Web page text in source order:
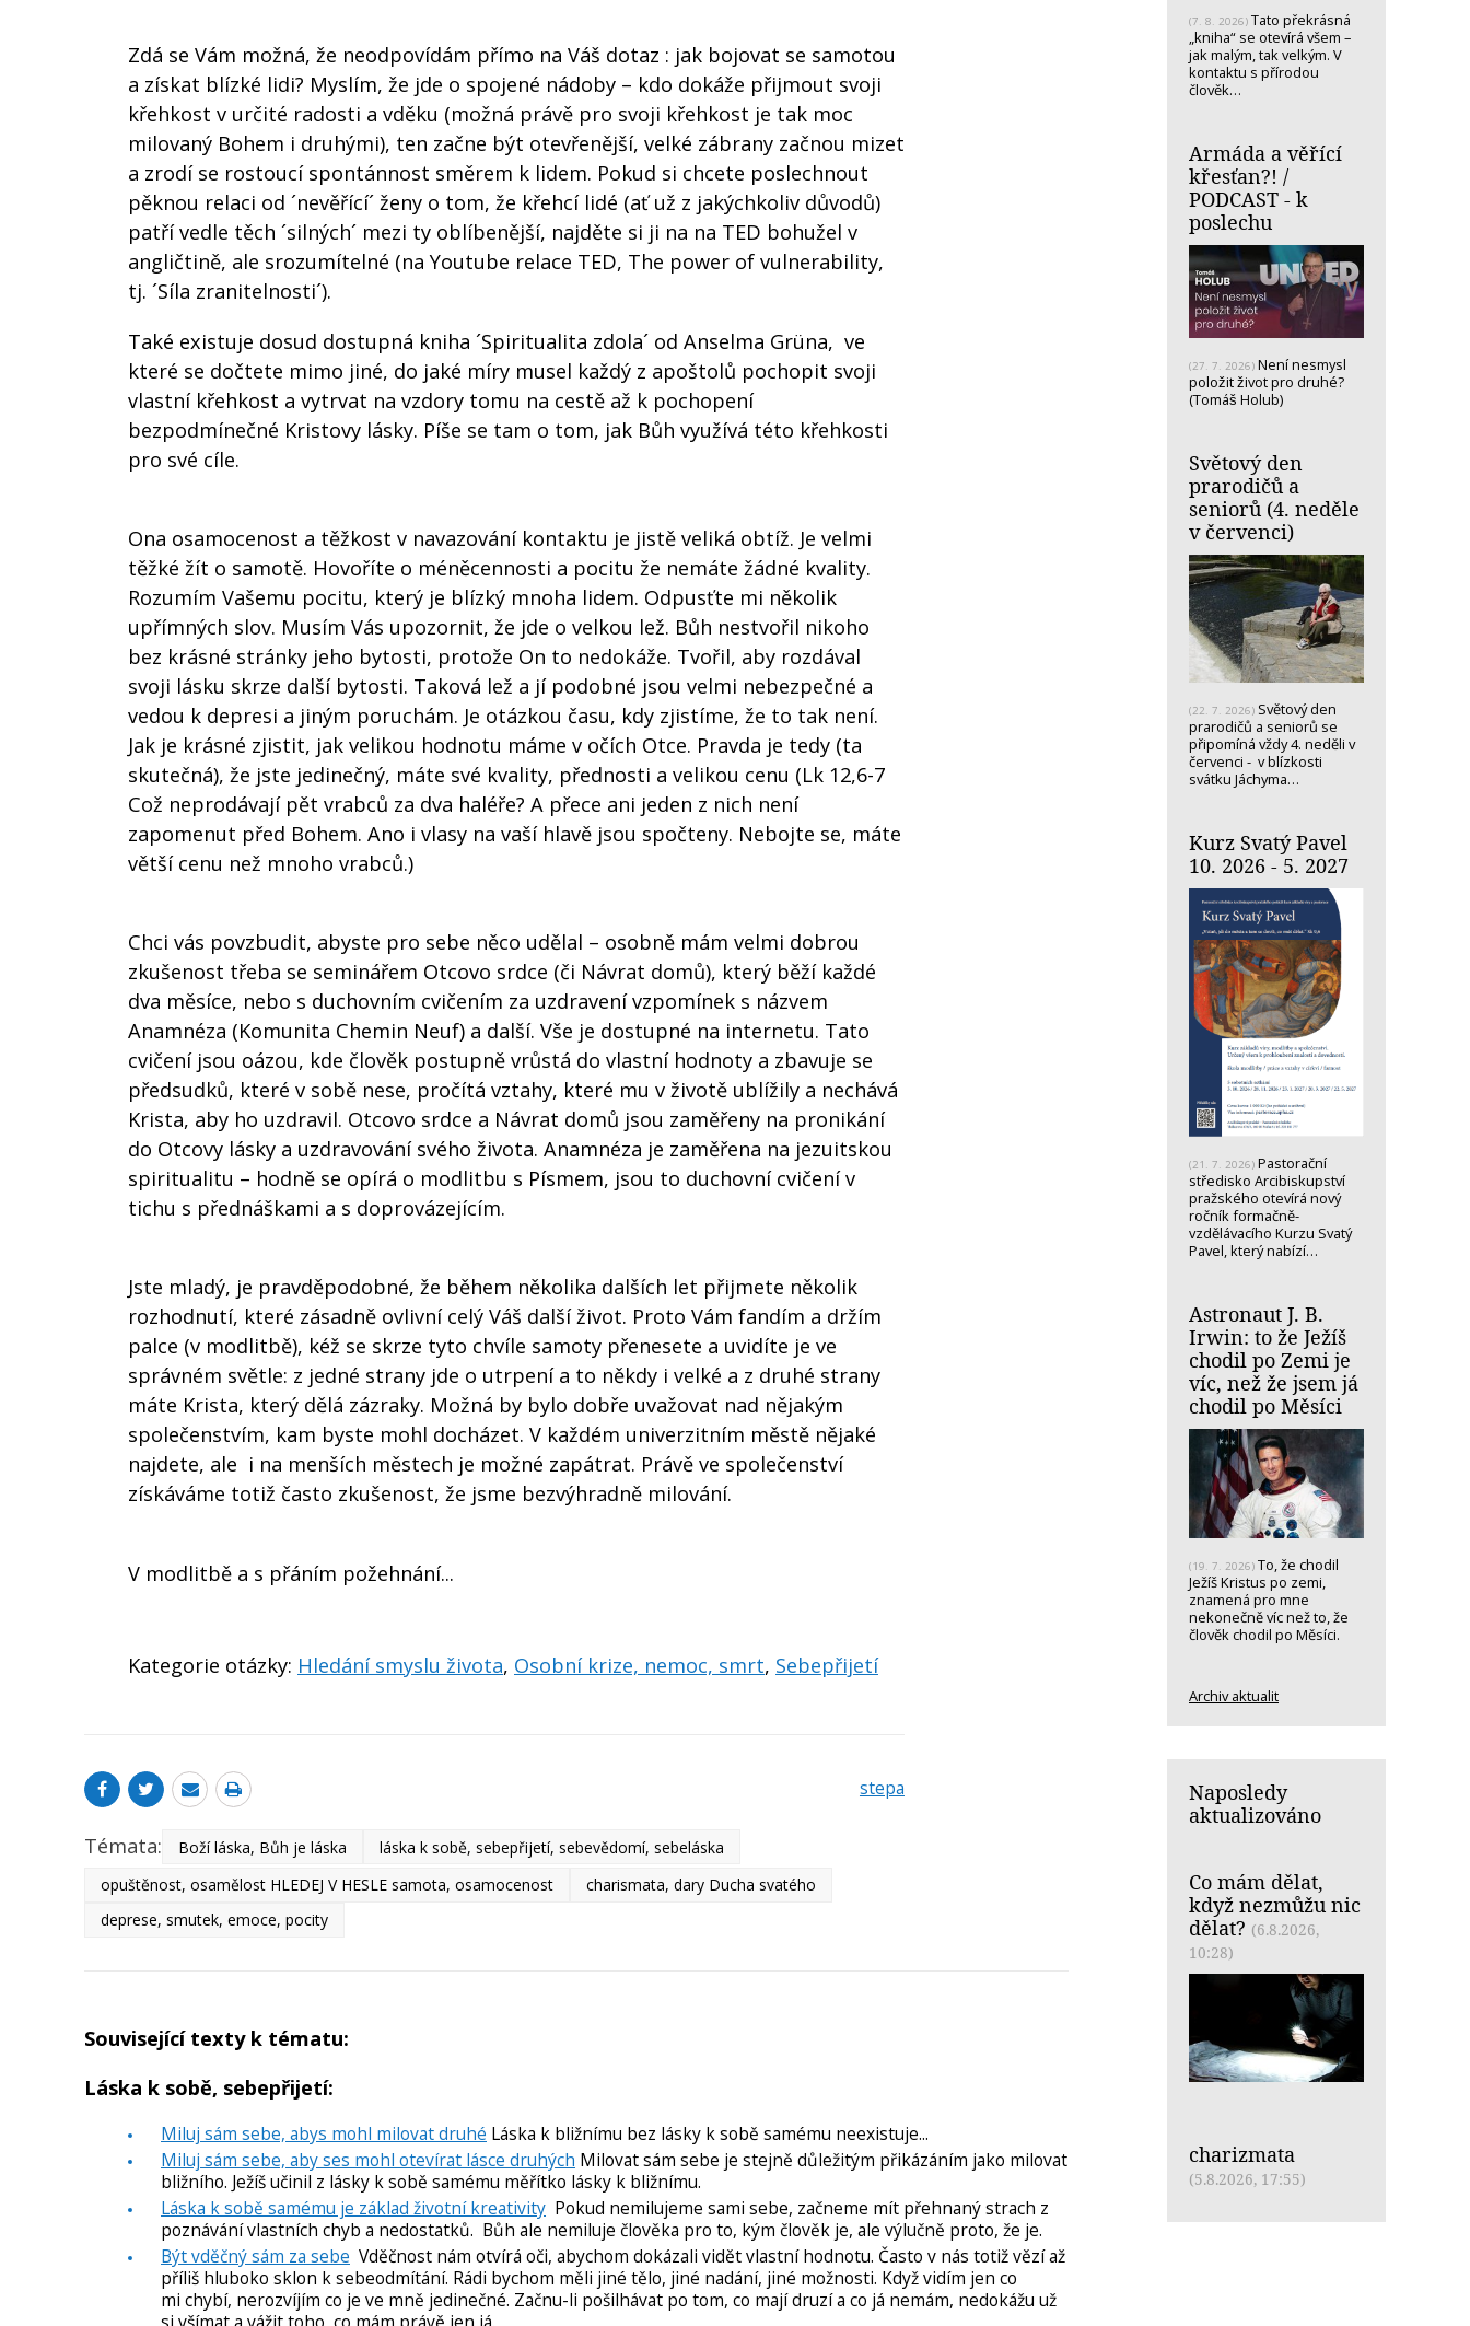
Zdá se Vám možná, že neodpovídám přímo na Váš dotaz : jak bojovat se samotou
a získat blízké lidi? Myslím, že jde o spojené nádoby – kdo dokáže přijmout svoji
křehkost v určité radosti a vděku (možná právě pro svoji křehkost je tak moc
milovaný Bohem i druhými), ten začne být otevřenější, velké zábrany začnou mizet
a zrodí se rostoucí spontánnost směrem k lidem. Pokud si chcete poslechnout
pěknou relaci od ´nevěřící´ ženy o tom, že křehcí lidé (ať už z jakýchkoliv důvodů)
patří vedle těch ´silných´ mezi ty oblíbenější, najděte si ji na na TED bohužel v
angličtině, ale srozumítelné (na Youtube relace TED, The power of vulnerability,
tj. ´Síla zranitelnosti´).
Také existuje dosud dostupná kniha ´Spiritualita zdola´ od Anselma Grüna, ve
které se dočtete mimo jiné, do jaké míry musel každý z apoštolů pochopit svoji
vlastní křehkost a vytrvat na vzdory tomu na cestě až k pochopení
bezpodmínečné Kristovy lásky. Píše se tam o tom, jak Bůh využívá této křehkosti
pro své cíle.
Ona osamocenost a těžkost v navazování kontaktu je jistě veliká obtíž. Je velmi
těžké žít o samotě. Hovoříte o méněcennosti a pocitu že nemáte žádné kvality.
Rozumím Vašemu pocitu, který je blízký mnoha lidem. Odpusťte mi několik
upřímných slov. Musím Vás upozornit, že jde o velkou lež. Bůh nestvořil nikoho
bez krásné stránky jeho bytosti, protože On to nedokáže. Tvořil, aby rozdával
svoji lásku skrze další bytosti. Taková lež a jí podobné jsou velmi nebezpečné a
vedou k depresi a jiným poruchám. Je otázkou času, kdy zjistíme, že to tak není.
Jak je krásné zjistit, jak velikou hodnotu máme v očích Otce. Pravda je tedy (ta
skutečná), že jste jedinečný, máte své kvality, přednosti a velikou cenu (Lk 12,6-7
Což neprodávají pět vrabců za dva haléře? A přece ani jeden z nich není
zapomenut před Bohem. Ano i vlasy na vaší hlavě jsou spočteny. Nebojte se, máte
větší cenu než mnoho vrabců.)
Chci vás povzbudit, abyste pro sebe něco udělal – osobně mám velmi dobrou
zkušenost třeba se seminářem Otcovo srdce (či Návrat domů), který běží každé
dva měsíce, nebo s duchovním cvičením za uzdravení vzpomínek s názvem
Anamnéza (Komunita Chemin Neuf) a další. Vše je dostupné na internetu. Tato
cvičení jsou oázou, kde člověk postupně vrůstá do vlastní hodnoty a zbavuje se
předsudků, které v sobě nese, pročítá vztahy, které mu v životě ublížily a nechává
Krista, aby ho uzdravil. Otcovo srdce a Návrat domů jsou zaměřeny na pronikání
do Otcovy lásky a uzdravování svého života. Anamnéza je zaměřena na jezuitskou
spiritualitu – hodně se opírá o modlitbu s Písmem, jsou to duchovní cvičení v
tichu s přednáškami a s doprovázejícím.
Jste mladý, je pravděpodobné, že během několika dalších let přijmete několik
rozhodnutí, které zásadně ovlivní celý Váš další život. Proto Vám fandím a držím
palce (v modlitbě), kéž se skrze tyto chvíle samoty přenesete a uvidíte je ve
správném světle: z jedné strany jde o utrpení a to někdy i velké a z druhé strany
máte Krista, který dělá zázraky. Možná by bylo dobře uvažovat nad nějakým
společenstvím, kam byste mohl docházet. V každém univerzitním městě nějaké
najdete, ale i na menších městech je možné zapátrat. Právě ve společenství
získáváme totiž často zkušenost, že jsme bezvýhradně milování.
V modlitbě a s přáním požehnání...
Kategorie otázky: Hledání smyslu života, Osobní krize, nemoc, smrt, Sebepřijetí
stepa
Témata: Boží láska, Bůh je láska
láska k sobě, sebepřijetí, sebevědomí, sebeláska
opuštěnost, osamělost HLEDEJ V HESLE samota, osamocenost
charismata, dary Ducha svatého
deprese, smutek, emoce, pocity
Související texty k tématu:
Láska k sobě, sebepřijetí:
Miluj sám sebe, abys mohl milovat druhé Láska k bližnímu bez lásky k sobě samému neexistuje...
Miluj sám sebe, aby ses mohl otevírat lásce druhých Milovat sám sebe je stejně důležitým přikázáním jako milovat
bližního. Ježíš učinil z lásky k sobě samému měřítko lásky k bližnímu.
Láska k sobě samému je základ životní kreativity Pokud nemilujeme sami sebe, začneme mít přehnaný strach z
poznávání vlastních chyb a nedostatků. Bůh ale nemiluje člověka pro to, kým člověk je, ale výlučně proto, že je.
Být vděčný sám za sebe Vděčnost nám otvírá oči, abychom dokázali vidět vlastní hodnotu. Často v nás totiž vězí až
příliš hluboko sklon k sebeodmítání. Rádi bychom měli jiné tělo, jiné nadání, jiné možnosti. Když vidím jen co
mi chybí, nerozvíjím co je ve mně jedinečné. Začnu-li pošilhávat po tom, co mají druzí a co já nemám, nedokážu už
(7. 8. 2026) Tato překrásná
„kniha“ se otevírá všem –
jak malým, tak velkým. V
kontaktu s přírodou
člověk…
Armáda a věřící
křesťan?! /
PODCAST - k
poslechu
(27. 7. 2026) Není nesmysl
položit život pro druhé?
(Tomáš Holub)
Světový den
prarodičů a
seniorů (4. neděle
v červenci)
(22. 7. 2026) Světový den
prarodičů a seniorů se
připomíná vždy 4. neděli v
červenci - v blízkosti
svátku Jáchyma…
Kurz Svatý Pavel
10. 2026 - 5. 2027
(21. 7. 2026) Pastorační
středisko Arcibiskupství
pražského otevírá nový
ročník formačně-
vzdělávacího Kurzu Svatý
Pavel, který nabízí…
Astronaut J. B.
Irwin: to že Ježíš
chodil po Zemi je
víc, než že jsem já
chodil po Měsíci
(19. 7. 2026) To, že chodil
Ježíš Kristus po zemi,
znamená pro mne
nekonečně víc než to, že
člověk chodil po Měsíci.
Archiv aktualit
Naposledy
aktualizováno
Co mám dělat,
když nezmůžu nic
dělat? (6.8.2026,
10:28)
charizmata
(5.8.2026, 17:55)